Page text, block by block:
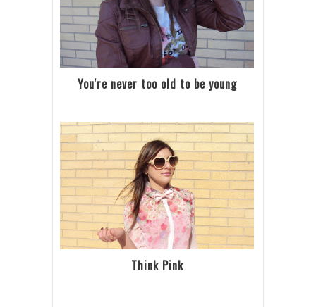
You're never too old to be young
Think Pink